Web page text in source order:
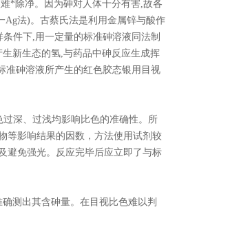
*除净。因为砷对人体十分有害,故各
Ag法)。古蔡氏法是利用金属锌与酸作
件下,用一定量的标准砷溶液同法制
新生态的氢,与药品中砷反应生成挥
准砷溶液所产生的红色胶态银用目视
深、过浅均影响比色的准确性。所
等影响结果的因数，方法使用试剂较
避免强光。反应完毕后应立即了与标
测出其含砷量。在目视比色难以判